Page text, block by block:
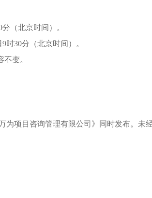
分（北京时间）。
9时30分（北京时间）。
变。
为项目咨询管理有限公司》同时发布。未